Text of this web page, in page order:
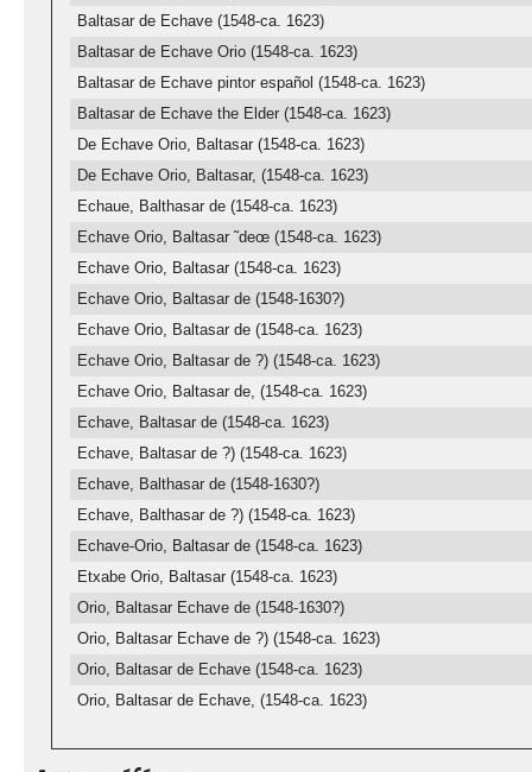
Baltasar de Echave (1548-ca. 1623)
Baltasar de Echave Orio (1548-ca. 1623)
Baltasar de Echave pintor español (1548-ca. 1623)
Baltasar de Echave the Elder (1548-ca. 1623)
De Echave Orio, Baltasar (1548-ca. 1623)
De Echave Orio, Baltasar, (1548-ca. 1623)
Echaue, Balthasar de (1548-ca. 1623)
Echave Orio, Baltasar ˜deœ (1548-ca. 1623)
Echave Orio, Baltasar (1548-ca. 1623)
Echave Orio, Baltasar de (1548-1630?)
Echave Orio, Baltasar de (1548-ca. 1623)
Echave Orio, Baltasar de ?) (1548-ca. 1623)
Echave Orio, Baltasar de, (1548-ca. 1623)
Echave, Baltasar de (1548-ca. 1623)
Echave, Baltasar de ?) (1548-ca. 1623)
Echave, Balthasar de (1548-1630?)
Echave, Balthasar de ?) (1548-ca. 1623)
Echave-Orio, Baltasar de (1548-ca. 1623)
Etxabe Orio, Baltasar (1548-ca. 1623)
Orio, Baltasar Echave de (1548-1630?)
Orio, Baltasar Echave de ?) (1548-ca. 1623)
Orio, Baltasar de Echave (1548-ca. 1623)
Orio, Baltasar de Echave, (1548-ca. 1623)